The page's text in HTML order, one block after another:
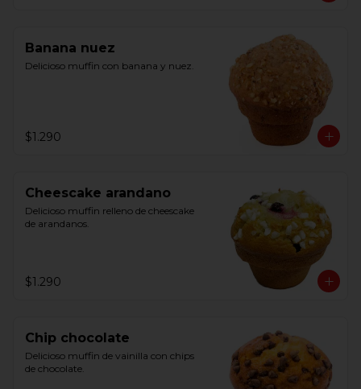
Banana nuez
Delicioso muffin con banana y nuez.
$1.290
Cheescake arandano
Delicioso muffin relleno de cheescake
de arandanos.
$1.290
Chip chocolate
Delicioso muffin de vainilla con chips
de chocolate.